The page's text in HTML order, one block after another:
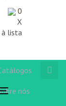
0
X
à lista
Toggle
nós